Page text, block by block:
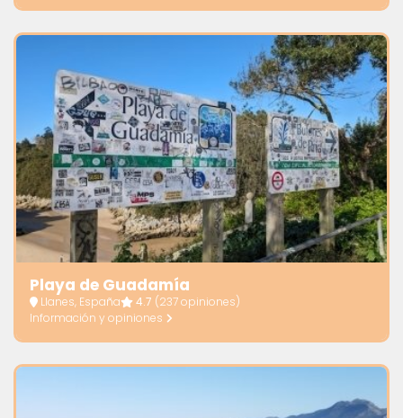
Playa de Guadamía
Llanes, España 4.7 (237 opiniones)
Información y opiniones